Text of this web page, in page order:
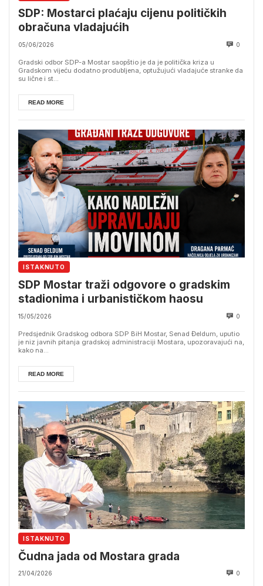
SDP: Mostarci plaćaju cijenu političkih
obračuna vladajućih
05/06/2026 0
Gradski odbor SDP-a Mostar saopštio je da je politička kriza u
Gradskom vijeću dodatno produbljena, optužujući vladajuće stranke da
su lične i st...
READ MORE
ISTAKNUTO
SDP Mostar traži odgovore o gradskim
stadionima i urbanističkom haosu
15/05/2026 0
Predsjednik Gradskog odbora SDP BiH Mostar, Senad Đeldum, uputio
je niz javnih pitanja gradskoj administraciji Mostara, upozoravajući na,
kako na...
READ MORE
ISTAKNUTO
Čudna jada od Mostara grada
21/04/2026 0